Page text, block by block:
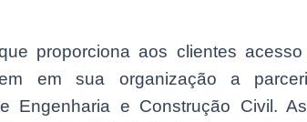
proporciona aos clientes
em sua organização a
Engenharia e Construção Civil.